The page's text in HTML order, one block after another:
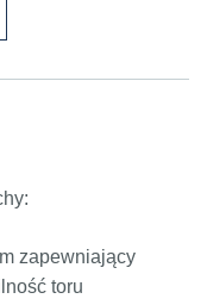
zapewniający
toru